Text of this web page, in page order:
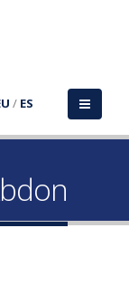
/ ES